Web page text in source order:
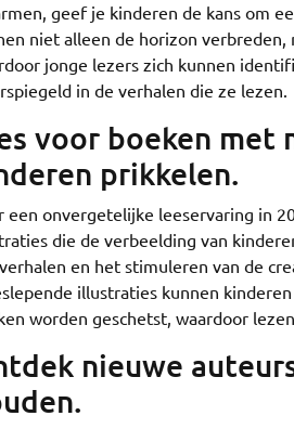
geef je kinderen de kans om
niet alleen de horizon
jonge lezers zich kunnen
in de verhalen die ze lezen.
voor boeken
prikkelen.
een onvergetelijke leeservaring in
die de verbeelding van
en het stimuleren van de
illustraties kunnen
worden geschetst, waardoor
nieuwe